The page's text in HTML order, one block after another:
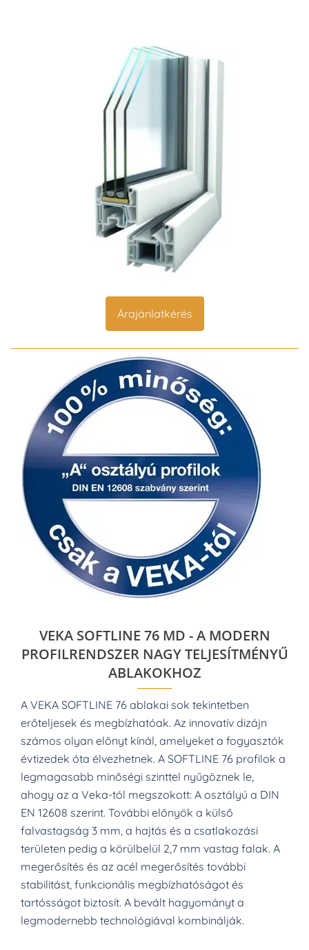
Árajánlatkérés
VEKA SOFTLINE 76 MD - A MODERN
PROFILRENDSZER NAGY TELJESÍTMÉNYŰ
ABLAKOKHOZ
A VEKA SOFTLINE 76 ablakai sok tekintetben
erőteljesek és megbízhatóak. Az innovatív dizájn
számos olyan előnyt kínál, amelyeket a fogyasztók
évtizedek óta élvezhetnek. A SOFTLINE 76 profilok a
legmagasabb minőségi szinttel nyűgöznek le,
ahogy az a Veka-tól megszokott: A osztályú a DIN
EN 12608 szerint. További előnyök a külső
falvastagság 3 mm, a hajtás és a csatlakozási
területen pedig a körülbelül 2,7 mm vastag falak. A
megerősítés és az acél megerősítés további
stabilitást, funkcionális megbízhatóságot és
tartósságot biztosít. A bevált hagyományt a
legmodernebb technológiával kombinálják.